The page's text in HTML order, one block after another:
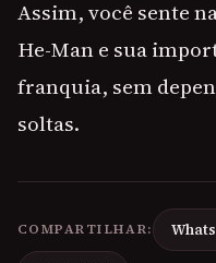
Assim, você sente
He-Man e sua
franquia, sem
soltas.
COMPARTILHAR: